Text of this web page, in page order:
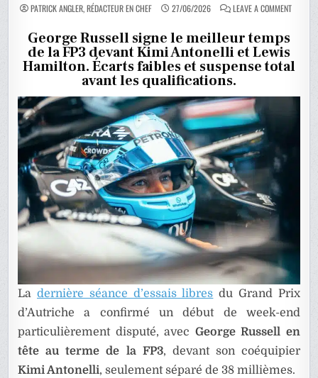
PATRICK ANGLER, RÉDACTEUR EN CHEF 27/06/2026 LEAVE A COMMENTON
DU
George Russell signe le meilleur temps
de la FP3 devant Kimi Antonelli et Lewis
Hamilton. Écarts faibles et suspense total
avant les qualifications.
Ladernière séance d’essais libres du Grand Prix
d’Autriche a confirmé un début de week-end
particulièrement disputé, avec George Russell en
tête au terme de la FP3, devant son coéquipier
Kimi Antonelli, seulement séparé de 38 millièmes.